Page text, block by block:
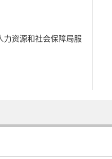
力资源和社会保障局服